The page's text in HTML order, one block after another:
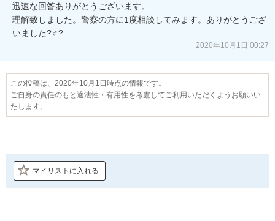
迅速な回答ありがとうございます。
理解致しました。警察の方に1度相談してみます。ありがとうござ
いました?‍♂️?
2020年10月1日 00:27
この投稿は、2020年10月1日時点の情報です。
ご自身の責任のもと適法性・有用性を考慮してご利用いただくようお願いい
たします。
マイリストに入れる